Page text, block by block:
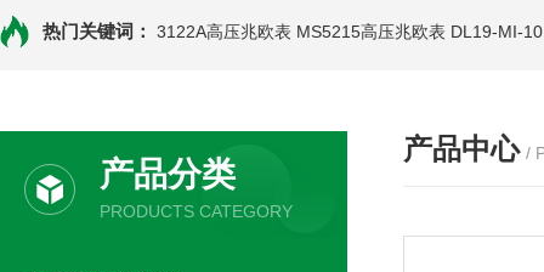
热门关键词： 3122A高压兆欧表 MS5215高压兆欧表 DL19-MI-
产品分类
PRODUCTS CATEGORY
产品中心 /